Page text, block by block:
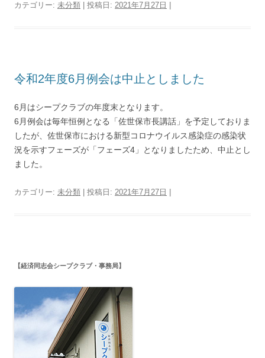
カテゴリー: 未分類 | 投稿日: 2021年7月27日
令和2年度6月例会は中止としました
6月はシープクラブの年度末となります。
6月例会は毎年恒例となる「佐世保市長講話」を予定しておりま
したが、佐世保市における新型コロナウイルス感染症の感染状
況を示すフェーズが「フェーズ4」となりましたため、中止とし
ました。
カテゴリー: 未分類 | 投稿日: 2021年7月27日
【経済同志会シープクラブ・事務局】